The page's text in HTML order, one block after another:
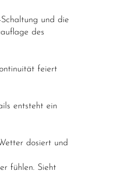
und die
des
feiert
entsteht ein
dosiert und
fühlen. Sieht